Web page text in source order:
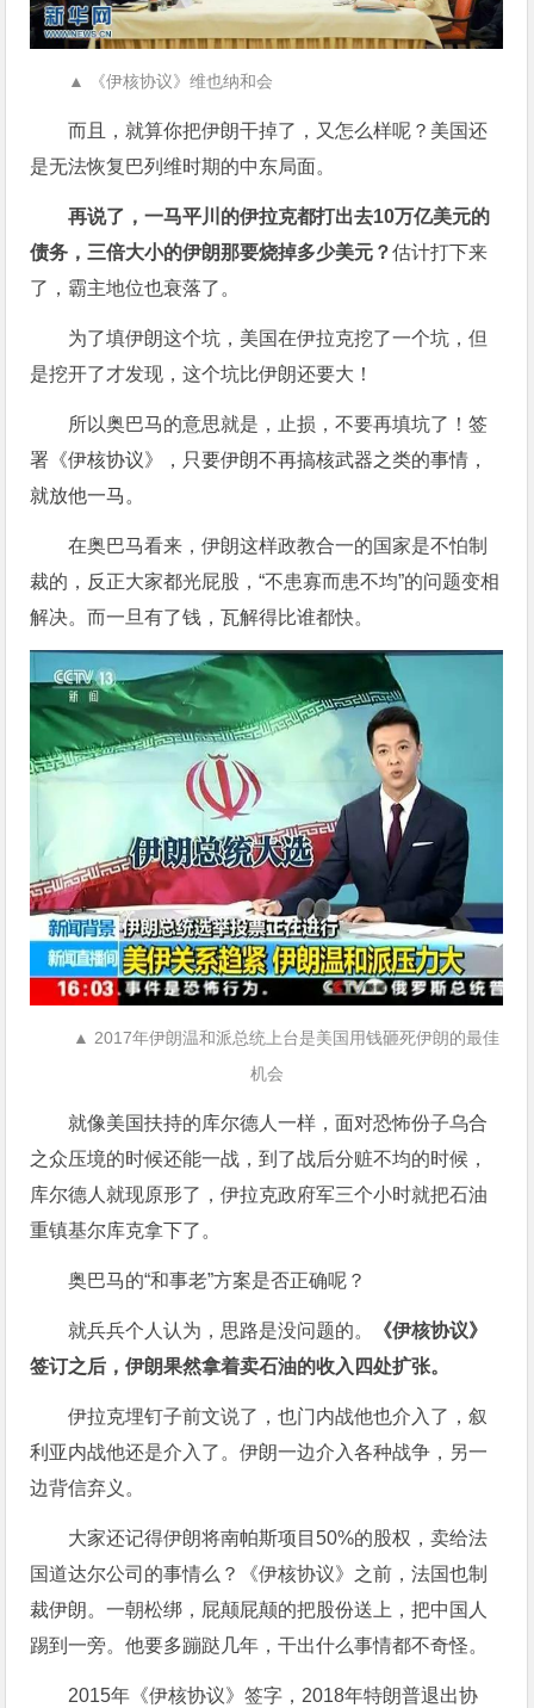
▲ 《伊核协议》维也纳和会
而且，就算你把伊朗干掉了，又怎么样呢？美国还
是无法恢复巴列维时期的中东局面。
再说了，一马平川的伊拉克都打出去10万亿美元的
债务，三倍大小的伊朗那要烧掉多少美元？估计打下来
了，霸主地位也衰落了。
为了填伊朗这个坑，美国在伊拉克挖了一个坑，但
是挖开了才发现，这个坑比伊朗还要大！
所以奥巴马的意思就是，止损，不要再填坑了！签
署《伊核协议》，只要伊朗不再搞核武器之类的事情，
就放他一马。
在奥巴马看来，伊朗这样政教合一的国家是不怕制
裁的，反正大家都光屁股，“不患寡而患不均”的问题变相
解决。而一旦有了钱，瓦解得比谁都快。
▲ 2017年伊朗温和派总统上台是美国用钱砸死伊朗的最佳
机会
就像美国扶持的库尔德人一样，面对恐怖份子乌合
之众压境的时候还能一战，到了战后分赃不均的时候，
库尔德人就现原形了，伊拉克政府军三个小时就把石油
重镇基尔库克拿下了。
奥巴马的“和事老”方案是否正确呢？
就兵兵个人认为，思路是没问题的。
《伊核协议》
签订之后，伊朗果然拿着卖石油的收入四处扩张。
伊拉克埋钉子前文说了，也门内战他也介入了，叙
利亚内战他还是介入了。伊朗一边介入各种战争，另一
边背信弃义。
大家还记得伊朗将南帕斯项目50%的股权，卖给法
国道达尔公司的事情么？《伊核协议》之前，法国也制
裁伊朗。一朝松绑，屁颠屁颠的把股份送上，把中国人
踢到一旁。他要多蹦跶几年，干出什么事情都不奇怪。
2015年《伊核协议》签字，2018年特朗普退出协